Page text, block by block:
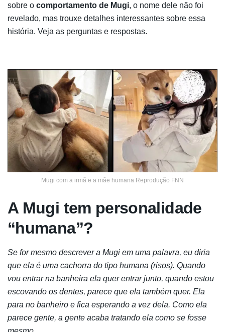
sobre o comportamento de Mugi, o nome dele não foi
revelado, mas trouxe detalhes interessantes sobre essa
história. Veja as perguntas e respostas.
Mugi com a irmã e a mãe humana Reprodução FNN
A Mugi tem personalidade
“humana”?
Se for mesmo descrever a Mugi em uma palavra, eu diria
que ela é uma cachorra do tipo humana (risos). Quando
vou entrar na banheira ela quer entrar junto, quando estou
escovando os dentes, parece que ela também quer. Ela
para no banheiro e fica esperando a vez dela. Como ela
parece gente, a gente acaba tratando ela como se fosse